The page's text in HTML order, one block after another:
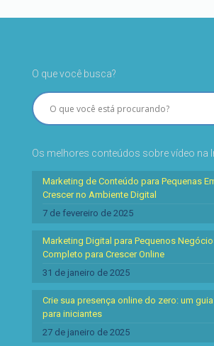
O que você busca?
Os melhores conteúdos sobre vídeo na
Marketing de Conteúdo para Pequenas
Crescer no Ambiente Digital
7 de fevereiro de 2025
Marketing Digital para Pequenos
Completo para Crescer Online
31 de janeiro de 2025
Crie sua presença online do zero: um
para iniciantes
27 de janeiro de 2025